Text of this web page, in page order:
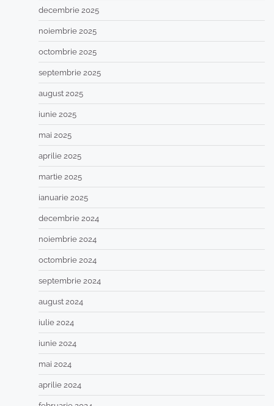
decembrie 2025
noiembrie 2025
octombrie 2025
septembrie 2025
august 2025
iunie 2025
mai 2025
aprilie 2025
martie 2025
ianuarie 2025
decembrie 2024
noiembrie 2024
octombrie 2024
septembrie 2024
august 2024
iulie 2024
iunie 2024
mai 2024
aprilie 2024